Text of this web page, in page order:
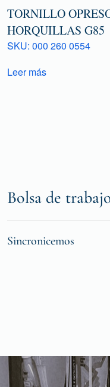
TORNILLO
HORQUILLAS G85
SKU: 000 260 0554
Leer más
Bolsa de
Sincronicemos